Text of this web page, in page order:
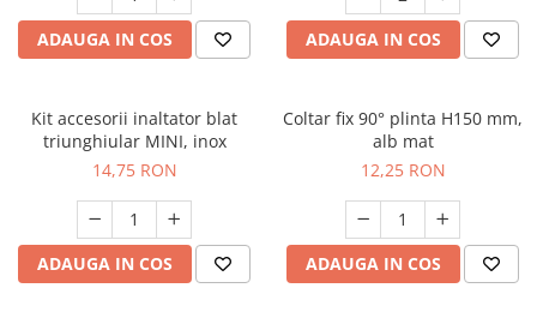
ADAUGA IN COS ADAUGA IN COS
Kit accesorii inaltator blat
triunghiular MINI, inox
14,75 RON
ADAUGA IN COS
Coltar fix 90° plinta H150 mm,
alb mat
12,25 RON
ADAUGA IN COS